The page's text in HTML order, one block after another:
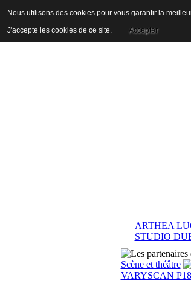
ARTHEA
STUDIO
Scène et théâtre
VARYSCAN
Nous utilisons des cookies pour vous garantir la
J'accepte les cookies de ce site. Accepter